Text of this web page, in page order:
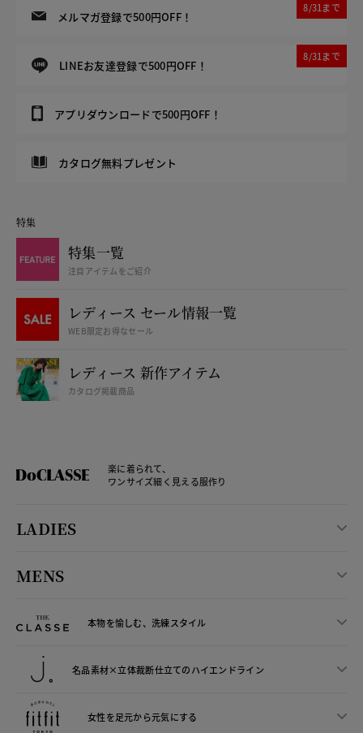
メルマガ登録で500円OFF！
8/31まで
LINEお友達登録で500円OFF！
8/31まで
アプリダウンロードで500円OFF！
カタログ無料プレゼント
特集
特集一覧
注目アイテムをご紹介
レディース セール情報一覧
WEB限定お得なセール
レディース 新作アイテム
カタログ掲載商品
楽に着られて、
ワンサイズ細く見える服作り
LADIES
MENS
本物を愉しむ、洗練スタイル
名品素材×立体裁断仕立てのハイエンドライン
女性を足元から元気にする